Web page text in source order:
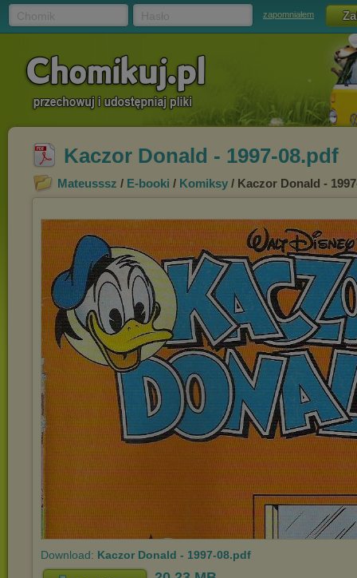
zapomniałem
Kaczor Donald - 1997-08.pdf
Mateusssz / E-booki / Komiksy / Kaczor Donald -
Download: Kaczor Donald - 1997-08.pdf